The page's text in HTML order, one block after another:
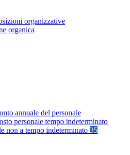
organizzative
organica
annuale del personale
personale tempo indeterminato
non a tempo indeterminato 35